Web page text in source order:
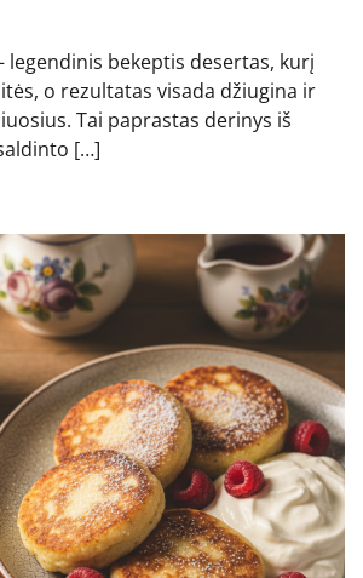
legendinis bekeptis desertas, kurį
o rezultatas visada džiugina ir
Tai paprastas derinys iš
[…]